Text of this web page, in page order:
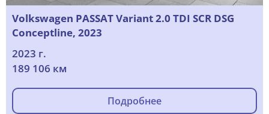
Volkswagen PASSAT Variant 2.0 TDI SCR DSG
Conceptline, 2023
2023 г.
189 106 км
Подробнее